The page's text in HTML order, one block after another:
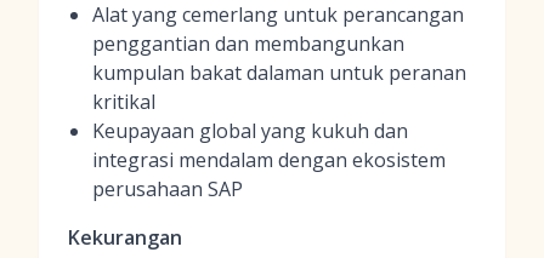
Alat yang cemerlang untuk perancangan
penggantian dan membangunkan
kumpulan bakat dalaman untuk peranan
kritikal
Keupayaan global yang kukuh dan
integrasi mendalam dengan ekosistem
perusahaan SAP
Kekurangan